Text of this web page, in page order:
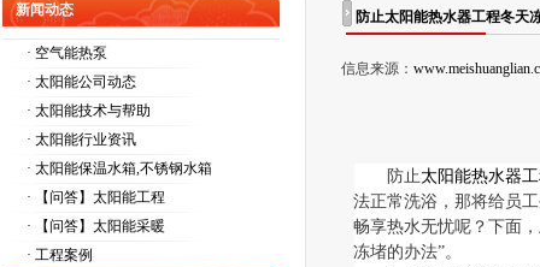
新闻动态
· 空气能热泵
· 太阳能公司动态
· 太阳能技术与帮助
· 太阳能行业资讯
· 太阳能保温水箱,不锈钢水箱
· 【问答】太阳能工程
· 【问答】太阳能采暖
· 工程案例
防止太阳能热水器工程冬天
信息来源：
防止太阳能热水器
法正常洗浴，那将给员
畅享热水无忧呢？下面，
冻堵的办法”。